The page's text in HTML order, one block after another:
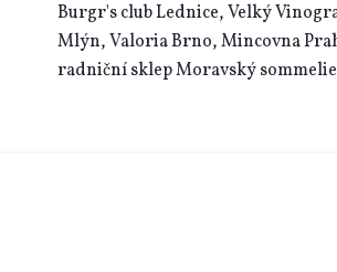
Burgr's club Lednice, Velký
Mlýn, Valoria Brno, Mincovna
radniční sklep Moravský